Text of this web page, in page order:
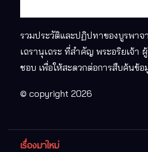
รวมประวัติและปฏิปทาของบูรพาจ
เถรานุเถระ ที่สำคัญ พระอริยเจ้า
ชอบ เพื่อให้สะดวกต่อการสืบค้นข้อ
© copyright 2026
เรื่องมาใหม่